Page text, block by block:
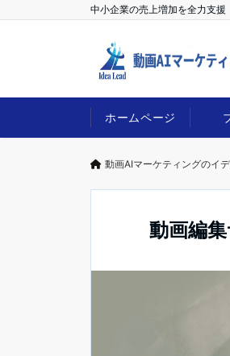
中小企業の売上増加を全力支援
ホームページ
動画AIマーケティングのイ
動画編